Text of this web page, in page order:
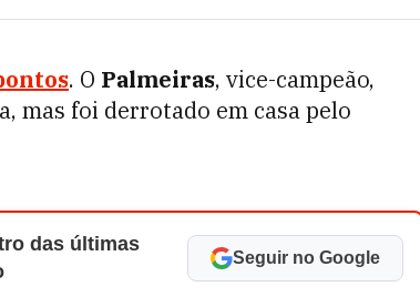
. O Palmeiras, vice-campeão,
mas foi derrotado em casa pelo
das últimas
Seguir no Google